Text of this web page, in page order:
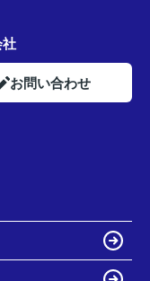
社
お問い合わせ